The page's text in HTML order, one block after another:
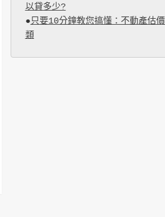
以貸多少?
●只要10分鐘教您搞懂：不動產估
類